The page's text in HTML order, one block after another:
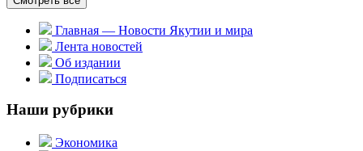
Главная — Новости Якутии и мира
Лента новостей
Об издании
Подписаться
Наши рубрики
Экономика